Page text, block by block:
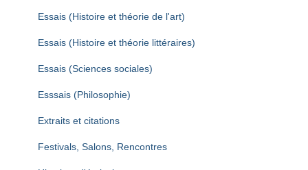
Essais (Histoire et théorie de l'art)
Essais (Histoire et théorie littéraires)
Essais (Sciences sociales)
Esssais (Philosophie)
Extraits et citations
Festivals, Salons, Rencontres